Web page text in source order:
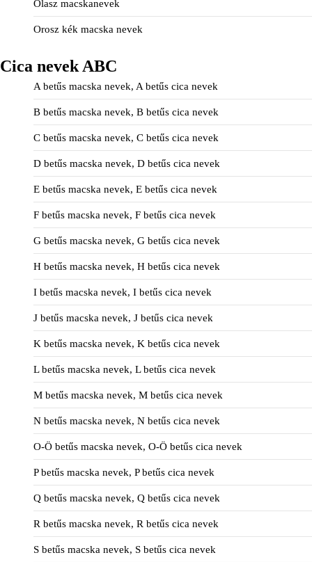
Olasz macskanevek
Orosz kék macska nevek
Cica nevek ABC
A betűs macska nevek, A betűs cica nevek
B betűs macska nevek, B betűs cica nevek
C betűs macska nevek, C betűs cica nevek
D betűs macska nevek, D betűs cica nevek
E betűs macska nevek, E betűs cica nevek
F betűs macska nevek, F betűs cica nevek
G betűs macska nevek, G betűs cica nevek
H betűs macska nevek, H betűs cica nevek
I betűs macska nevek, I betűs cica nevek
J betűs macska nevek, J betűs cica nevek
K betűs macska nevek, K betűs cica nevek
L betűs macska nevek, L betűs cica nevek
M betűs macska nevek, M betűs cica nevek
N betűs macska nevek, N betűs cica nevek
O-Ö betűs macska nevek, O-Ö betűs cica nevek
P betűs macska nevek, P betűs cica nevek
Q betűs macska nevek, Q betűs cica nevek
R betűs macska nevek, R betűs cica nevek
S betűs macska nevek, S betűs cica nevek